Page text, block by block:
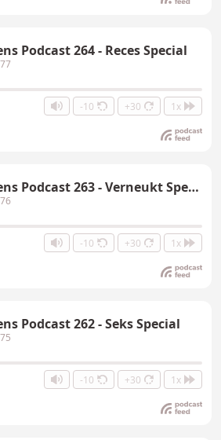
Podcast 264 - Reces Special
-10 +30 1x
Nare Jongens Podcast 263 - Verneukt Special
-10 +30 1x
Podcast 262 - Seks Special
-10 +30 1x